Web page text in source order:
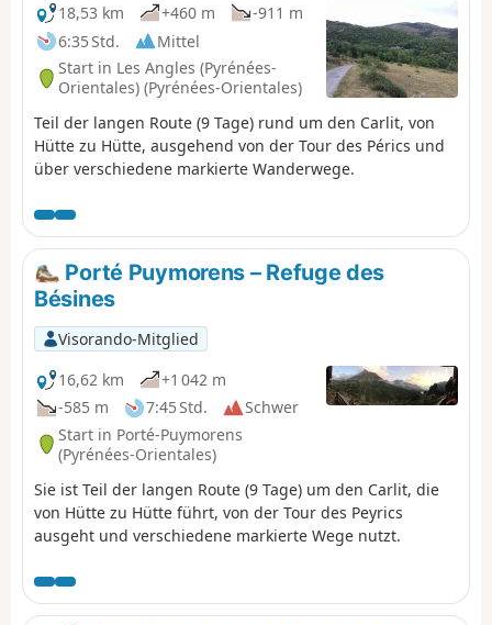
18,53 km
+460 m
-911 m
6:35 Std.
Mittel
Start in Les Angles (Pyrénées-
Orientales) (Pyrénées-Orientales)
Teil der langen Route (9 Tage) rund um den Carlit, von
Hütte zu Hütte, ausgehend von der Tour des Pérics und
über verschiedene markierte Wanderwege.
Porté Puymorens – Refuge des
Bésines
Visorando-Mitglied
16,62 km
+1 042 m
-585 m
7:45 Std.
Schwer
Start in Porté-Puymorens
(Pyrénées-Orientales)
Sie ist Teil der langen Route (9 Tage) um den Carlit, die
von Hütte zu Hütte führt, von der Tour des Peyrics
ausgeht und verschiedene markierte Wege nutzt.